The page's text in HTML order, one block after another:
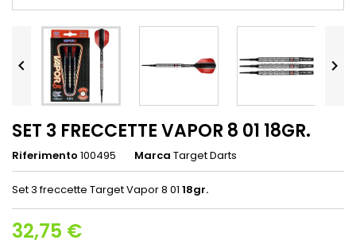
 
SET 3 FRECCETTE VAPOR 8 01 18GR.
Riferimento 100495 Marca Target Darts
Set 3 freccette Target Vapor 8 01 18gr.
32,75 €